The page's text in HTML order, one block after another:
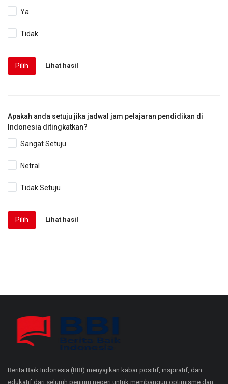
Ya
Tidak
Pilih Lihat hasil
Apakah anda setuju jika jadwal jam pelajaran pendidikan di
Indonesia ditingkatkan?
Sangat Setuju
Netral
Tidak Setuju
Pilih Lihat hasil
Berita Baik Indonesia (BBI) menyajikan kabar positif, inspiratif, dan
edukatif dari seluruh penjuru negeri untuk membangun optimisme dan